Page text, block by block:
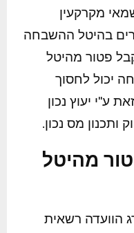
מקרקעין
בהיטל ההשבחה
פטור מהיטל
יכול לחסוך
ע"י יעוץ נכון
ותכנון מס נכון.
מהיטל
הוועדה רשאית